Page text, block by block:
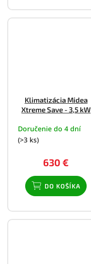
Klimatizácia Midea
Xtreme Save - 3,5 kW
Doručenie do 4 dní
(>3 ks)
630 €
DO KOŠÍKA